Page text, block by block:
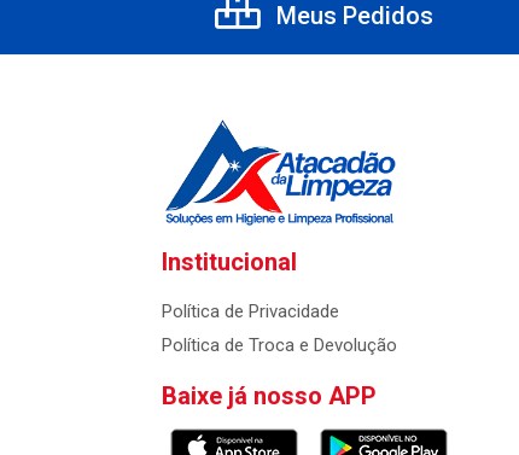
Meus Pedidos
Institucional
Política de Privacidade
Política de Troca e Devolução
Baixe já nosso APP